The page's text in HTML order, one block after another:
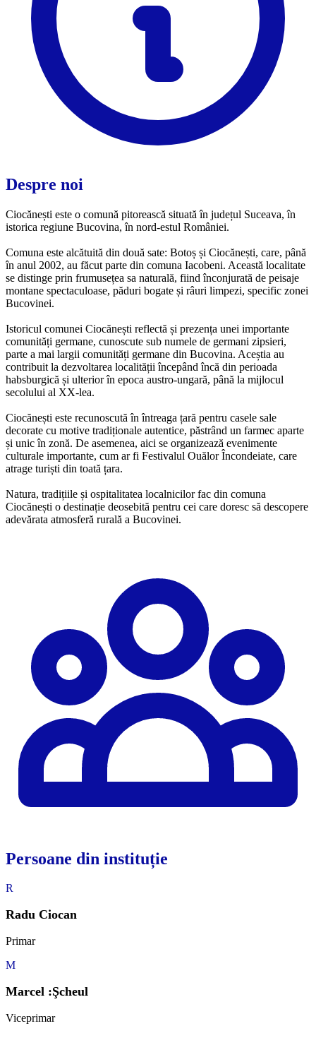
Despre noi
Ciocănești este o comună pitorească situată în județul Suceava, în
istorica regiune Bucovina, în nord-estul României.
Comuna este alcătuită din două sate: Botoș și Ciocănești, care, până
în anul 2002, au făcut parte din comuna Iacobeni. Această localitate
se distinge prin frumusețea sa naturală, fiind înconjurată de peisaje
montane spectaculoase, păduri bogate și râuri limpezi, specific zonei
Bucovinei.
Istoricul comunei Ciocănești reflectă și prezența unei importante
comunități germane, cunoscute sub numele de germani zipsieri,
parte a mai largii comunități germane din Bucovina. Aceștia au
contribuit la dezvoltarea localității începând încă din perioada
habsburgică și ulterior în epoca austro-ungară, până la mijlocul
secolului al XX-lea.
Ciocănești este recunoscută în întreaga țară pentru casele sale
decorate cu motive tradiționale autentice, păstrând un farmec aparte
și unic în zonă. De asemenea, aici se organizează evenimente
culturale importante, cum ar fi Festivalul Ouălor Încondeiate, care
atrage turiști din toată țara.
Natura, tradițiile și ospitalitatea localnicilor fac din comuna
Ciocănești o destinație deosebită pentru cei care doresc să descopere
adevărata atmosferă rurală a Bucovinei.
Persoane din instituție
R
Radu Ciocan
Primar
M
Marcel :Şcheul
Viceprimar